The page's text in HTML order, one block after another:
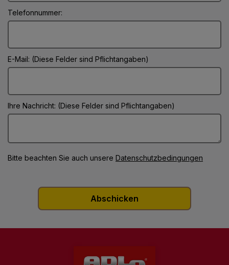
Telefonnummer:
E-Mail: (Diese Felder sind Pflichtangaben)
Ihre Nachricht: (Diese Felder sind Pflichtangaben)
Bitte beachten Sie auch unsere Datenschutzbedingungen